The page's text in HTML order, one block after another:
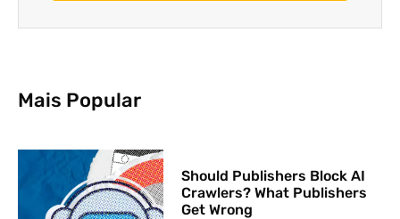
Mais Popular
Should Publishers Block AI
Crawlers? What Publishers
Get Wrong